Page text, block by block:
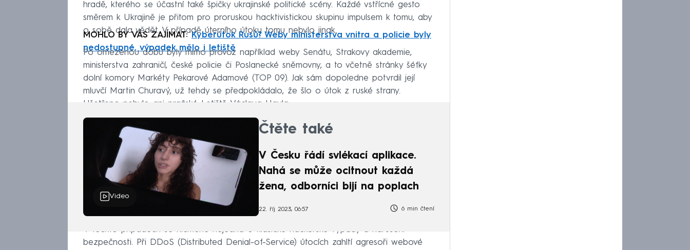
hradě, kterého se účastní také špičky ukrajinské politické scény. Každé vstřícné gesto
směrem k Ukrajině je přitom pro proruskou hacktivistickou skupinu impulsem k tomu, aby
o sobě dala vědět. V případě úterního útoku tomu nebylo jinak.
MOHLO BY VÁS ZAJÍMAT:Kyberútok Rusů? Weby ministerstva vnitra a policie byly
nedostupné, výpadek mělo i letiště
Po omezenou dobu byly mimo provoz například weby Senátu, Strakovy akademie,
ministerstva zahraničí, české policie či Poslanecké sněmovny, a to včetně stránky šéfky
dolní komory Markéty Pekarové Adamové (TOP 09). Jak sám dopoledne potvrdil její
mluvčí Martin Churavý, už tehdy se předpokládalo, že šlo o útok z ruské strany.
Ušetřeno nebylo ani pražské Letiště Václava Havla.
Video
Čtěte také
V Česku řádí svlékací aplikace.
Nahá se může ocitnout každá
žena, odborníci bijí na poplach
22. říj 2023, 06:57 6 min čtení
V těchto případech se nicméně nejedná o klasické hackerské výpady a narušení
bezpečnosti. Při DDoS (Distributed Denial-of-Service) útocích zahltí agresoři webové